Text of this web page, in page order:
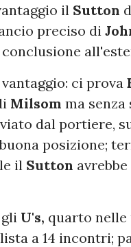
il Sutton
preciso di
ci prova
Milsom ma
dal portiere,
posizione;
il Sutton
U's, quarto nelle
a 14 incontri;